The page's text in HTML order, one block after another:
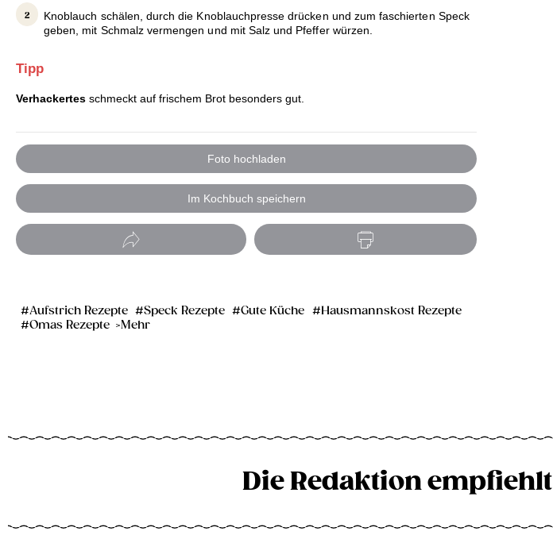
Knoblauch schälen, durch die Knoblauchpresse drücken und zum faschierten Speck
geben, mit Schmalz vermengen und mit Salz und Pfeffer würzen.
Tipp
Verhackertes schmeckt auf frischem Brot besonders gut.
Foto hochladen
Im Kochbuch speichern
Aufstrich Rezepte Speck Rezepte Gute Küche
Hausmannskost Rezepte
Omas Rezepte
Mehr
Die Redaktion empfiehlt